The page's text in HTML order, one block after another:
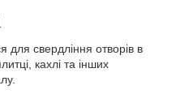
для свердління отворів в
кахлі та інших